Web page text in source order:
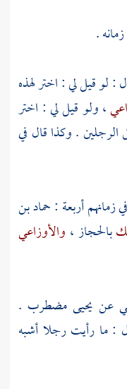
.
: لو قيل لي : اختر لهذه
، ولو قيل لي : اختر
الرجلين . وكذا قال في
زمانهم أربعة :حماد بن
بالحجاز، والأوزاعي
عن يحيى مضطرب .
: ما رأيت رجلا أشبه